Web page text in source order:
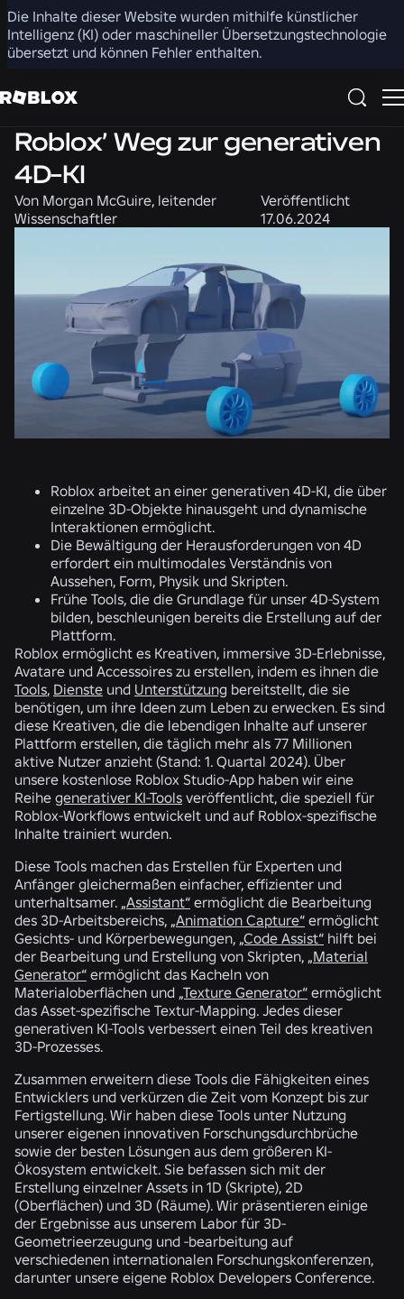
Die Inhalte dieser Website wurden mithilfe künstlicher
Intelligenz (KI) oder maschineller Übersetzungstechnologie
übersetzt und können Fehler enthalten.
Teilen
Roblox’ Weg zur generativen
4D-KI
Von Morgan McGuire, leitender
Wissenschaftler
Veröffentlicht
17.06.2024
Roblox arbeitet an einer generativen 4D-KI, die über
einzelne 3D-Objekte hinausgeht und dynamische
Interaktionen ermöglicht.
Die Bewältigung der Herausforderungen von 4D
erfordert ein multimodales Verständnis von
Aussehen, Form, Physik und Skripten.
Frühe Tools, die die Grundlage für unser 4D-System
bilden, beschleunigen bereits die Erstellung auf der
Plattform.
Roblox ermöglicht es Kreativen, immersive 3D-Erlebnisse,
Avatare und Accessoires zu erstellen, indem es ihnen die
Tools, Dienste und Unterstützung bereitstellt, die sie
benötigen, um ihre Ideen zum Leben zu erwecken. Es sind
diese Kreativen, die die lebendigen Inhalte auf unserer
Plattform erstellen, die täglich mehr als 77 Millionen
aktive Nutzer anzieht (Stand: 1. Quartal 2024). Über
unsere kostenlose Roblox Studio-App haben wir eine
Reihe generativer KI-Tools veröffentlicht, die speziell für
Roblox-Workflows entwickelt und auf Roblox-spezifische
Inhalte trainiert wurden.
Diese Tools machen das Erstellen für Experten und
Anfänger gleichermaßen einfacher, effizienter und
unterhaltsamer. „Assistant“ ermöglicht die Bearbeitung
des 3D-Arbeitsbereichs, „Animation Capture“ ermöglicht
Gesichts- und Körperbewegungen, „Code Assist“ hilft bei
der Bearbeitung und Erstellung von Skripten, „Material
Generator“ ermöglicht das Kacheln von
Materialoberflächen und „Texture Generator“ ermöglicht
das Asset-spezifische Textur-Mapping. Jedes dieser
generativen KI-Tools verbessert einen Teil des kreativen
3D-Prozesses.
Zusammen erweitern diese Tools die Fähigkeiten eines
Entwicklers und verkürzen die Zeit vom Konzept bis zur
Fertigstellung. Wir haben diese Tools unter Nutzung
unserer eigenen innovativen Forschungsdurchbrüche
sowie der besten Lösungen aus dem größeren KI-
Ökosystem entwickelt. Sie befassen sich mit der
Erstellung einzelner Assets in 1D (Skripte), 2D
(Oberflächen) und 3D (Räume). Wir präsentieren einige
der Ergebnisse aus unserem Labor für 3D-
Geometrieerzeugung und -bearbeitung auf
verschiedenen internationalen Forschungskonferenzen,
darunter unsere eigene Roblox Developers Conference.